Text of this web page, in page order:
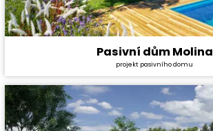
Cena stavby svépomocí:
Dispozice:
Užitná plocha:
Pasivní dům Molina
projekt pasivního domu